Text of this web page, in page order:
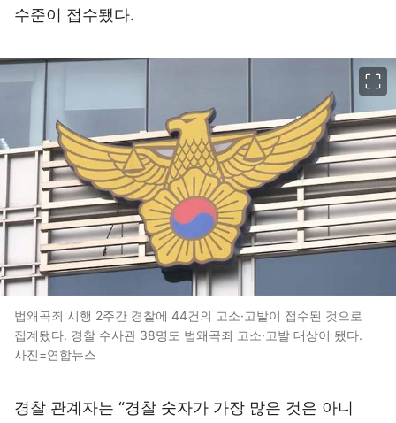
수준이 접수됐다.
법왜곡죄 시행 2주간 경찰에 44건의 고소·고발이 접수된 것으로
집계됐다. 경찰 수사관 38명도 법왜곡죄 고소·고발 대상이 됐다.
사진=연합뉴스
경찰 관계자는 “경찰 숫자가 가장 많은 것은 아니